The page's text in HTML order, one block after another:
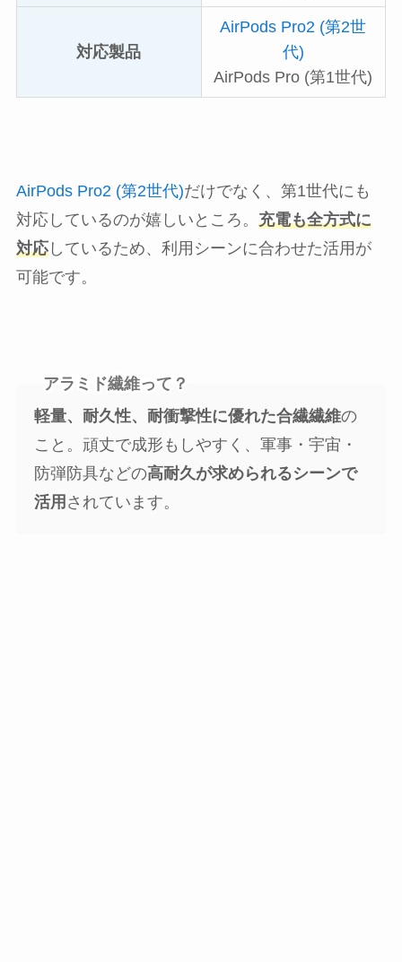
対応製品
AirPods Pro2 (第2世
代)
AirPods Pro (第1世代)
AirPods Pro2 (第2世代)だけでなく、第1世代にも
対応しているのが嬉しいところ。 充電も全方式に
対応しているため、利用シーンに合わせた活用が
可能です。
アラミド繊維って？
軽量、耐久性、耐衝撃性に優れた合繊繊維の
こと。頑丈で成形もしやすく、軍事・宇宙・
防弾防具などの高耐久が求められるシーンで
活用 されています。